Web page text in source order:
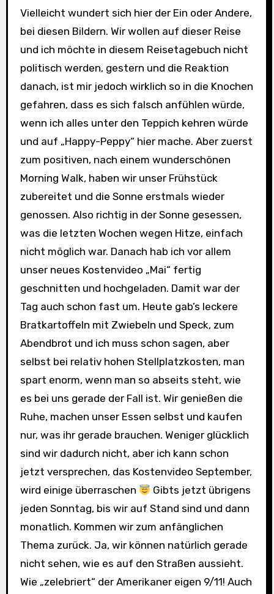
Vielleicht wundert sich hier der Ein oder Andere,
bei diesen Bildern. Wir wollen auf dieser Reise
und ich möchte in diesem Reisetagebuch nicht
politisch werden, gestern und die Reaktion
danach, ist mir jedoch wirklich so in die Knochen
gefahren, dass es sich falsch anfühlen würde,
wenn ich alles unter den Teppich kehren würde
und auf „Happy-Peppy“ hier mache. Aber zuerst
zum positiven, nach einem wunderschönen
Morning Walk, haben wir unser Frühstück
zubereitet und die Sonne erstmals wieder
genossen. Also richtig in der Sonne gesessen,
was die letzten Wochen wegen Hitze, einfach
nicht möglich war. Danach hab ich vor allem
unser neues Kostenvideo „Mai“ fertig
geschnitten und hochgeladen. Damit war der
Tag auch schon fast um. Heute gab’s leckere
Bratkartoffeln mit Zwiebeln und Speck, zum
Abendbrot und ich muss schon sagen, aber
selbst bei relativ hohen Stellplatzkosten, man
spart enorm, wenn man so abseits steht, wie
es bei uns gerade der Fall ist. Wir genießen die
Ruhe, machen unser Essen selbst und kaufen
nur, was ihr gerade brauchen. Weniger glücklich
sind wir dadurch nicht, aber ich kann schon
jetzt versprechen, das Kostenvideo September,
wird einige überraschen
Gibts jetzt übrigens
jeden Sonntag, bis wir auf Stand sind und dann
monatlich. Kommen wir zum anfänglichen
Thema zurück. Ja, wir können natürlich gerade
nicht sehen, wie es auf den Straßen aussieht.
Wie „zelebriert“ der Amerikaner eigen 9/11! Auch